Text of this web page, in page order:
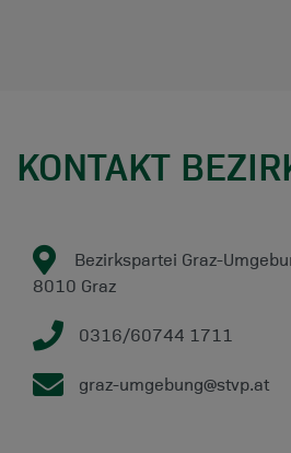
KONTAKT
Bezirkspartei Graz-
8010 Graz
0316/60744 1711
graz-umgebung@stvp.at